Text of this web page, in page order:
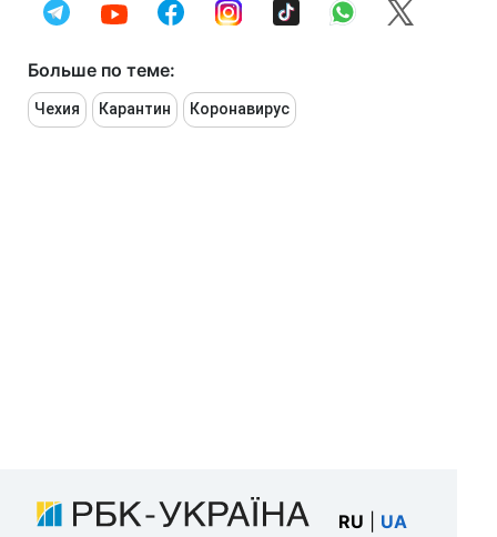
Больше по теме:
Чехия Карантин Коронавирус
RU UA